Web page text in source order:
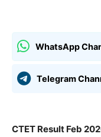
WhatsApp
Telegram
CTET Result Feb